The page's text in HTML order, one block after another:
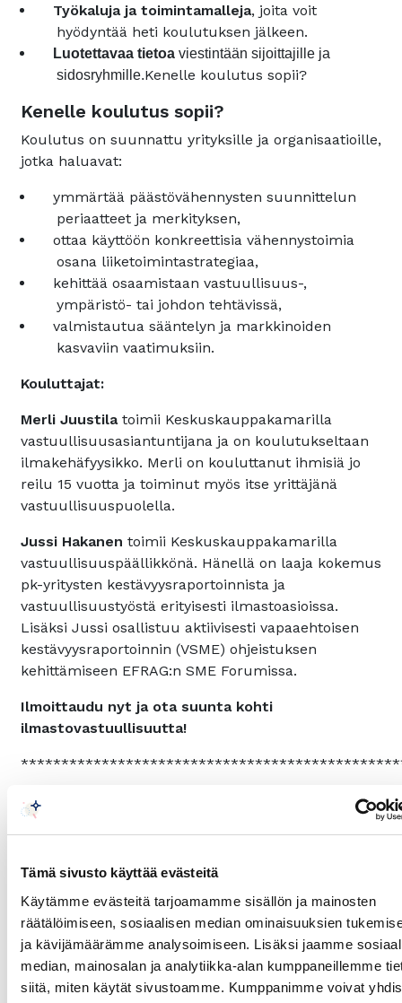
Tämä sivusto käyttää evästeitä
Käytämme evästeitä tarjoamamme sisällön ja mainosten
räätälöimiseen, sosiaalisen median ominaisuuksien
ja kävijämäärämme analysoimiseen. Lisäksi jaamme
median, mainosalan ja analytiikka-alan kumppaneillemme
siitä, miten käytät sivustoamme. Kumppanimme voivat
Työkaluja ja toimintamalleja, joita voit
hyödyntää heti koulutuksen jälkeen.
Luotettavaa tietoa viestintään sijoittajille ja
sidosryhmille.Kenelle koulutus sopii?
Kenelle koulutus sopii?
Koulutus on suunnattu yrityksille ja organisaatioille,
jotka haluavat:
ymmärtää päästövähennysten suunnittelun
periaatteet ja merkityksen,
ottaa käyttöön konkreettisia vähennystoimia
osana liiketoimintastrategiaa,
kehittää osaamistaan vastuullisuus-,
ympäristö- tai johdon tehtävissä,
valmistautua sääntelyn ja markkinoiden
kasvaviin vaatimuksiin.
Kouluttajat:
Merli Juustila toimii Keskuskauppakamarilla
vastuullisuusasiantuntijana ja on koulutukseltaan
ilmakehäfyysikko. Merli on kouluttanut ihmisiä jo
reilu 15 vuotta ja toiminut myös itse yrittäjänä
vastuullisuuspuolella.
Jussi Hakanen toimii Keskuskauppakamarilla
vastuullisuuspäällikkönä. Hänellä on laaja kokemus
pk-yritysten kestävyysraportoinnista ja
vastuullisuustyöstä erityisesti ilmastoasioissa.
Lisäksi Jussi osallistuu aktiivisesti vapaaehtoisen
kestävyysraportoinnin (VSME) ohjeistuksen
kehittämiseen EFRAG:n SME Forumissa.
Ilmoittaudu nyt ja ota suunta kohti
ilmastovastuullisuutta!
Ohjelmarunko
Klo 08:30-11:00
Tervetuloa, keskuskauppakamarin
puheenvuoro
Päästövähennystavoitteiden asettaminen ja
tiekartan vaiheet